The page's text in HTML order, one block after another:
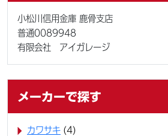
小松川信用金庫 鹿骨支店
普通0089948
有限会社 アイガレージ
メーカーで探す
カワサキ (4)